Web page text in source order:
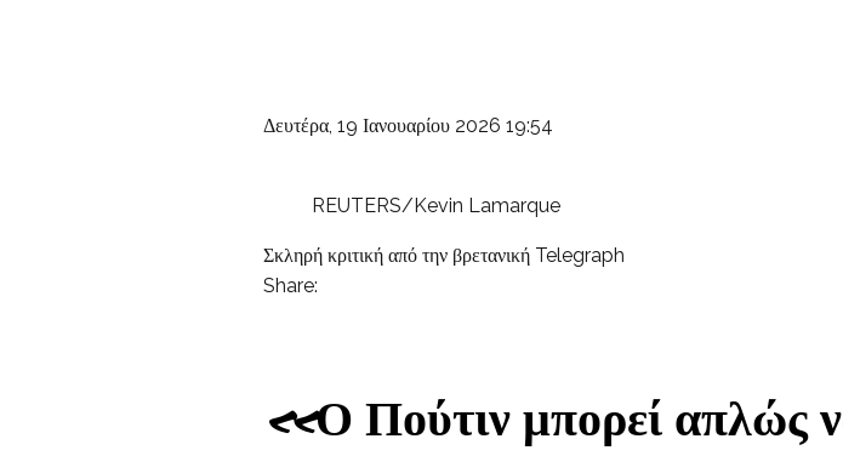
Δευτέρα, 19 Ιανουαρίου 2026 19:54
REUTERS/Kevin Lamarque
Σκληρή κριτική από την βρετανική Telegraph
Share:
«Ο Πούτιν μπορεί απλώς